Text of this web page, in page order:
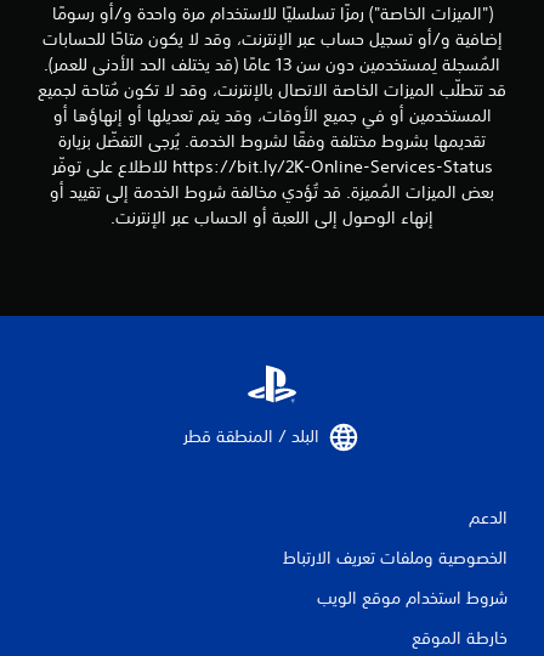
("الميزات الخاصة") رمزًا تسلسليًا للاستخدام مرة واحدة و/أو رسومًا
إضافية و/أو تسجيل حساب عبر الإنترنت، وقد لا يكون متاحًا للحسابات
المُسجلة لِمستخدمين دون سن 13 عامًا (قد يختلف الحد الأدنى للعمر).
قد تتطلّب الميزات الخاصة الاتصال بالإنترنت، وقد لا تكون مُتاحة لجميع
المستخدمين أو في جميع الأوقات، وقد يتم تعديلها أو إنهاؤها أو
تقديمها بشروط مختلفة وفقًا لشروط الخدمة. يُرجى التفضّل بزيارة
https://bit.ly/2K-Online-Services-Status للاطلاع على توفّر
بعض الميزات المُميزة. قد تُؤدي مخالفة شروط الخدمة إلى تقييد أو
إنهاء الوصول إلى اللعبة أو الحساب عبر الإنترنت.
البلد / المنطقة قطر‏
الدعم
الخصوصية وملفات تعريف الارتباط
شروط استخدام موقع الويب
خارطة الموقع